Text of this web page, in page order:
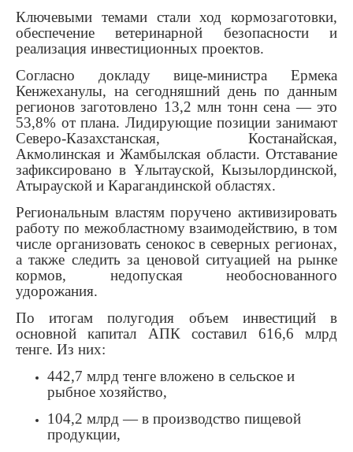
Ключевыми темами стали ход кормозаготовки,
обеспечение ветеринарной безопасности и
реализация инвестиционных проектов.
Согласно докладу вице-министра Ермека
Кенжеханулы, на сегодняшний день по данным
регионов заготовлено 13,2 млн тонн сена — это
53,8% от плана. Лидирующие позиции занимают
Северо-Казахстанская, Костанайская,
Акмолинская и Жамбылская области. Отставание
зафиксировано в Ұлытауской, Кызылординской,
Атырауской и Карагандинской областях.
Региональным властям поручено активизировать
работу по межобластному взаимодействию, в том
числе организовать сенокос в северных регионах,
а также следить за ценовой ситуацией на рынке
кормов, недопуская необоснованного
удорожания.
По итогам полугодия объем инвестиций в
основной капитал АПК составил 616,6 млрд
тенге. Из них:
442,7 млрд тенге вложено в сельское и
рыбное хозяйство,
104,2 млрд — в производство пищевой
продукции,